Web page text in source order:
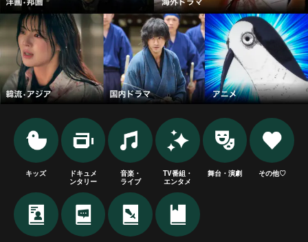
キッズ
ドキュメ
ンタリー
音楽・
ライブ
TV番組・
エンタメ
舞台・演劇 その他♡